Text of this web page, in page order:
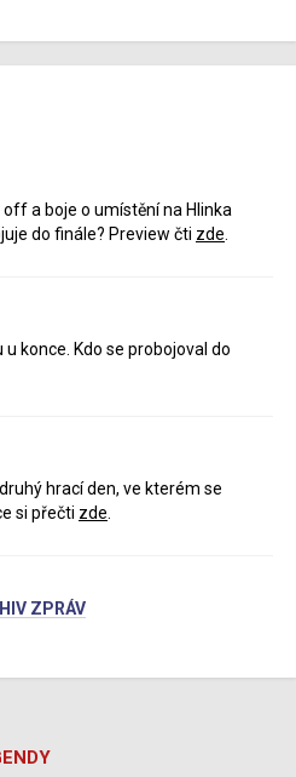
a boje o umístění na Hlinka
do finále? Preview čti zde
konce. Kdo se probojoval do
hrací den, ve kterém se
si přečti zde
ZPRÁV